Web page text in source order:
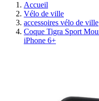
Accueil
Vélo de ville
accessoires vélo de ville
Coque Tigra Sport
iPhone 6+